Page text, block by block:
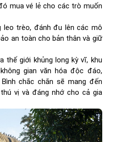
mua vé lẻ cho các trò muốn
leo trèo, đánh đu lên các mô
an toàn cho bản thân và giữ
thế giới khủng long kỳ vĩ, khu
gian văn hóa độc đáo,
chắc chắn sẽ mang đến
vị và đáng nhớ cho cả gia